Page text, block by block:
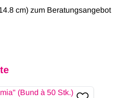
cm) zum Beratungsangebot